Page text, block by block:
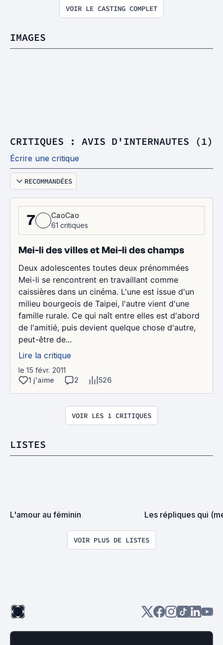
VOIR LE CASTING COMPLET
IMAGES
CRITIQUES : AVIS D'INTERNAUTES (1)
Écrire une critique
RECOMMANDÉES
7
CaoCao
61 critiques
Mei-li des villes et Mei-li des champs
Deux adolescentes toutes deux prénommées
Mei-li se rencontrent en travaillant comme
caissières dans un cinéma. L'une est issue d'un
milieu bourgeois de Taipei, l'autre vient d'une
famille rurale. Ce qui naît entre elles est d'abord
de l'amitié, puis devient quelque chose d'autre,
peut-être de...
Lire la critique
le 15 févr. 2011
1 j'aime
2 526
VOIR LES 1 CRITIQUES
LISTES
L'amour au féminin Les répliques qui
VOIR PLUS DE LISTES